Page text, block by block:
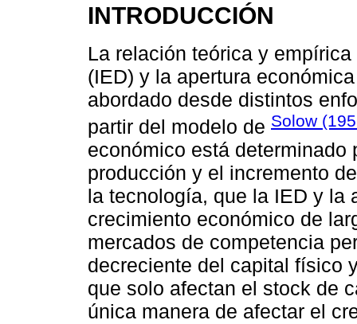
INTRODUCCIÓN
La relación teórica y
(IED) y la apertura
abordado desde distintos
partir del modelo de Solow
económico está
producción y el incremento
la tecnología, que la IED y la
crecimiento económico de
mercados de competencia
decreciente del capital físico
que solo afectan el stock de
única manera de afectar el